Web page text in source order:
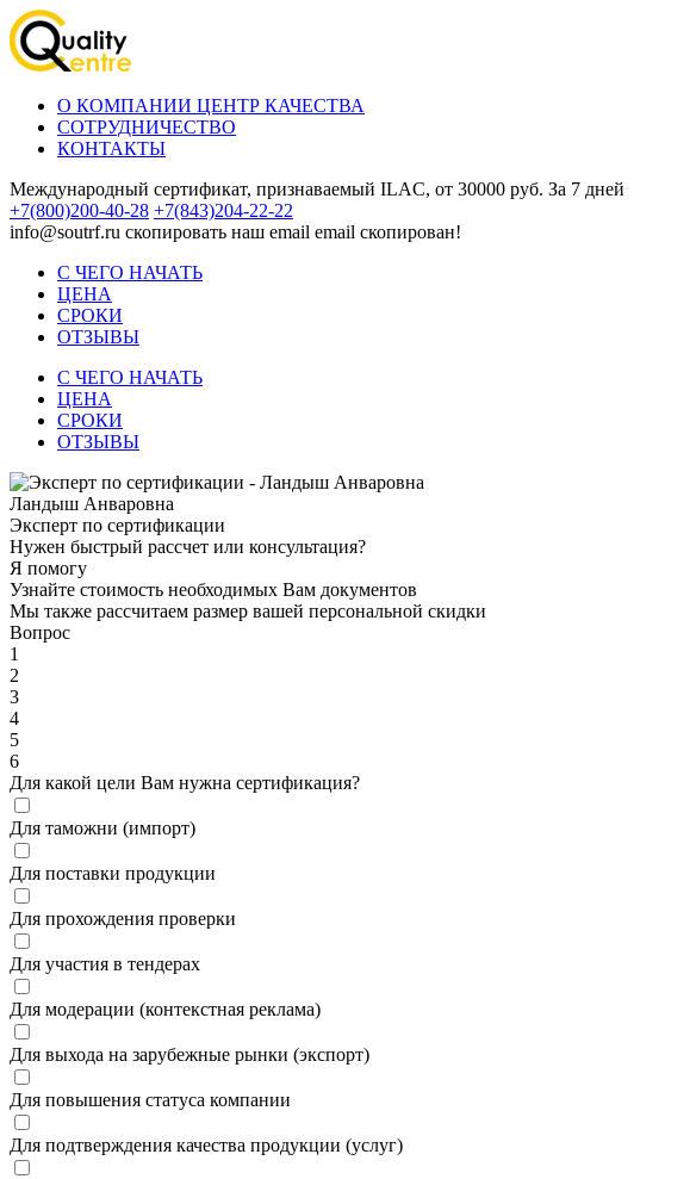
О КОМПАНИИ ЦЕНТР КАЧЕСТВА
СОТРУДНИЧЕСТВО
КОНТАКТЫ
Международный сертификат, признаваемый ILAC, от 30000 руб. За 7 дней
+7(800)200-40-28 +7(843)204-22-22
info@soutrf.ru скопировать наш email email скопирован!
С ЧЕГО НАЧАТЬ
ЦЕНА
СРОКИ
ОТЗЫВЫ
С ЧЕГО НАЧАТЬ
ЦЕНА
СРОКИ
ОТЗЫВЫ
Ландыш Анваровна
Эксперт по сертификации
Нужен быстрый рассчет или консультация?
Я помогу
Узнайте стоимость необходимых Вам документов
Мы также рассчитаем размер вашей персональной скидки
Вопрос
1
2
3
4
5
6
Для какой цели Вам нужна сертификация?
Для таможни (импорт)
Для поставки продукции
Для прохождения проверки
Для участия в тендерах
Для модерации (контекстная реклама)
Для выхода на зарубежные рынки (экспорт)
Для повышения статуса компании
Для подтверждения качества продукции (услуг)